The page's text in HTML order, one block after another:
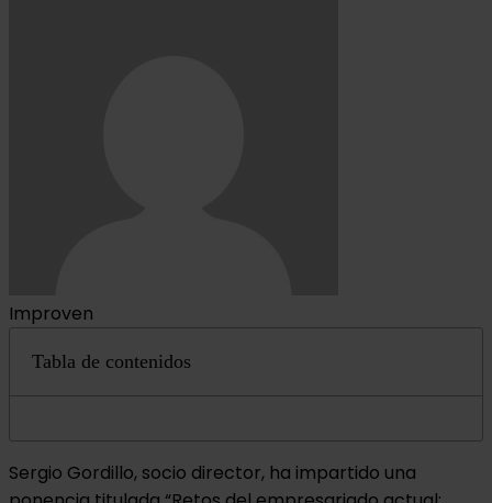
Improven
Tabla de contenidos
Sergio Gordillo, socio director, ha impartido una